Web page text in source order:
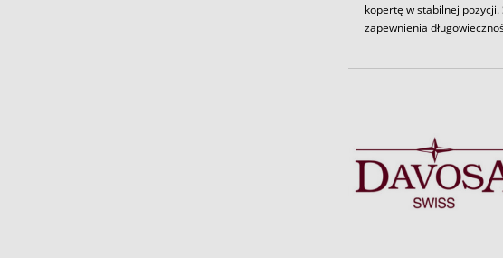
kopertę w stabilnej
zapewnienia